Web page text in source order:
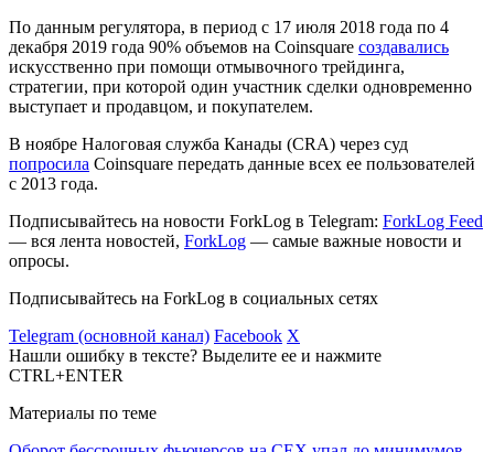
По данным регулятора, в период с 17 июля 2018 года по 4
декабря 2019 года 90% объемов на Coinsquare создавались
искусственно при помощи отмывочного трейдинга,
стратегии, при которой один участник сделки одновременно
выступает и продавцом, и покупателем.
В ноябре Налоговая служба Канады (CRA) через суд
попросила Coinsquare передать данные всех ее пользователей
с 2013 года.
Подписывайтесь на новости ForkLog в Telegram: ForkLog Feed
— вся лента новостей, ForkLog — самые важные новости и
опросы.
Подписывайтесь на ForkLog в социальных сетях
Telegram (основной канал) Facebook X
Нашли ошибку в тексте? Выделите ее и нажмите
CTRL+ENTER
Материалы по теме